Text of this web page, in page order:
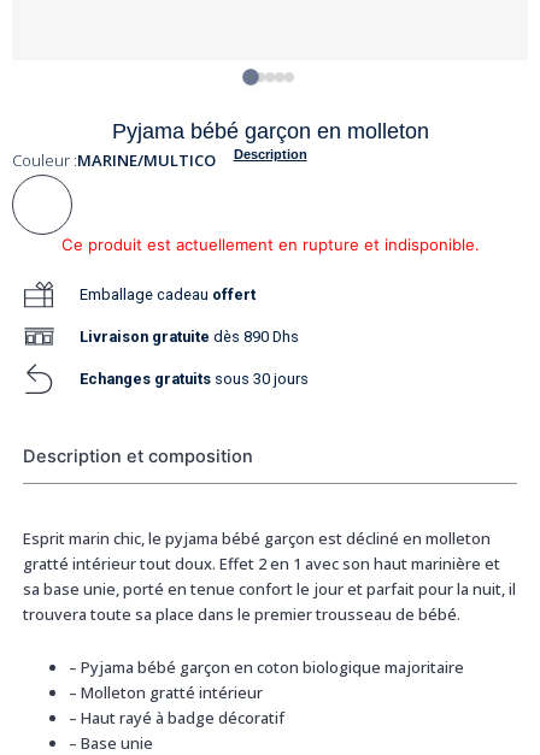
Pyjama bébé garçon en molleton
Description
Couleur :MARINE/MULTICO
Ce produit est actuellement en rupture et indisponible.
Emballage cadeau offert
Livraison gratuite dès 890 Dhs
Echanges gratuits sous 30 jours
Description et composition
Esprit marin chic, le pyjama bébé garçon est décliné en molleton
gratté intérieur tout doux. Effet 2 en 1 avec son haut marinière et
sa base unie, porté en tenue confort le jour et parfait pour la nuit, il
trouvera toute sa place dans le premier trousseau de bébé.
– Pyjama bébé garçon en coton biologique majoritaire
– Molleton gratté intérieur
– Haut rayé à badge décoratif
– Base unie